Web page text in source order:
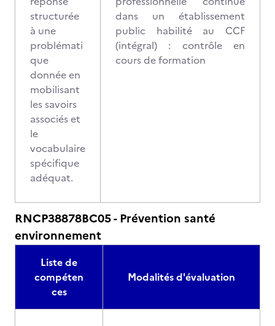
structurée
à une
problémati
que
donnée en
mobilisant
les savoirs
associés et
le
vocabulaire
spécifique
adéquat.
dans un établissement
public habilité au CCF
(intégral) : contrôle en
cours de formation
RNCP38878BC05 - Prévention santé
environnement
Liste de
compéten
ces
Modalités d'évaluation